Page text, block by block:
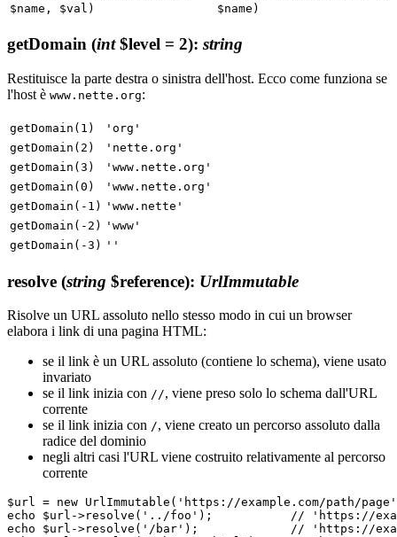
$name, $val)
$name)
getDomain (int$level = 2): string
Restituisce la parte destra o sinistra dell'host. Ecco come funziona se
l'host è www.nette.org:
getDomain(1)
'org'
getDomain(2)
'nette.org'
getDomain(3)
'www.nette.org'
getDomain(0)
'www.nette.org'
getDomain(-1)
'www.nette'
getDomain(-2)
'www'
getDomain(-3)
''
resolve (string $reference): UrlImmutable
Risolve un URL assoluto nello stesso modo in cui un browser
elabora i link di una pagina HTML:
se il link è un URL assoluto (contiene lo schema), viene usato
invariato
se il link inizia con //, viene preso solo lo schema dall'URL
corrente
se il link inizia con /, viene creato un percorso assoluto dalla
radice del dominio
negli altri casi l'URL viene costruito relativamente al percorso
corrente
$url = new UrlImmutable('https://example.com/path/
echo $url->resolve('../foo');           // 'https://
echo $url->resolve('/bar');             // 'https://